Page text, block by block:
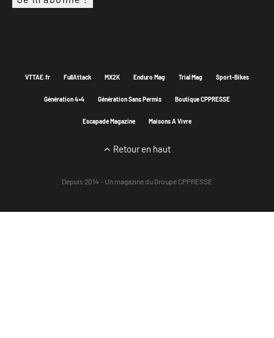
VTTAE.fr FullAttack MX2K Enduro Mag Trial Mag Sport-Bikes
Génération 4×4 Génération Sans Permis Boutique CPPRESSE
Escapade Magazine Maisons A Vivre
Retour en haut
Depuis 2014 - Un magazine du Groupe CPPRESSE